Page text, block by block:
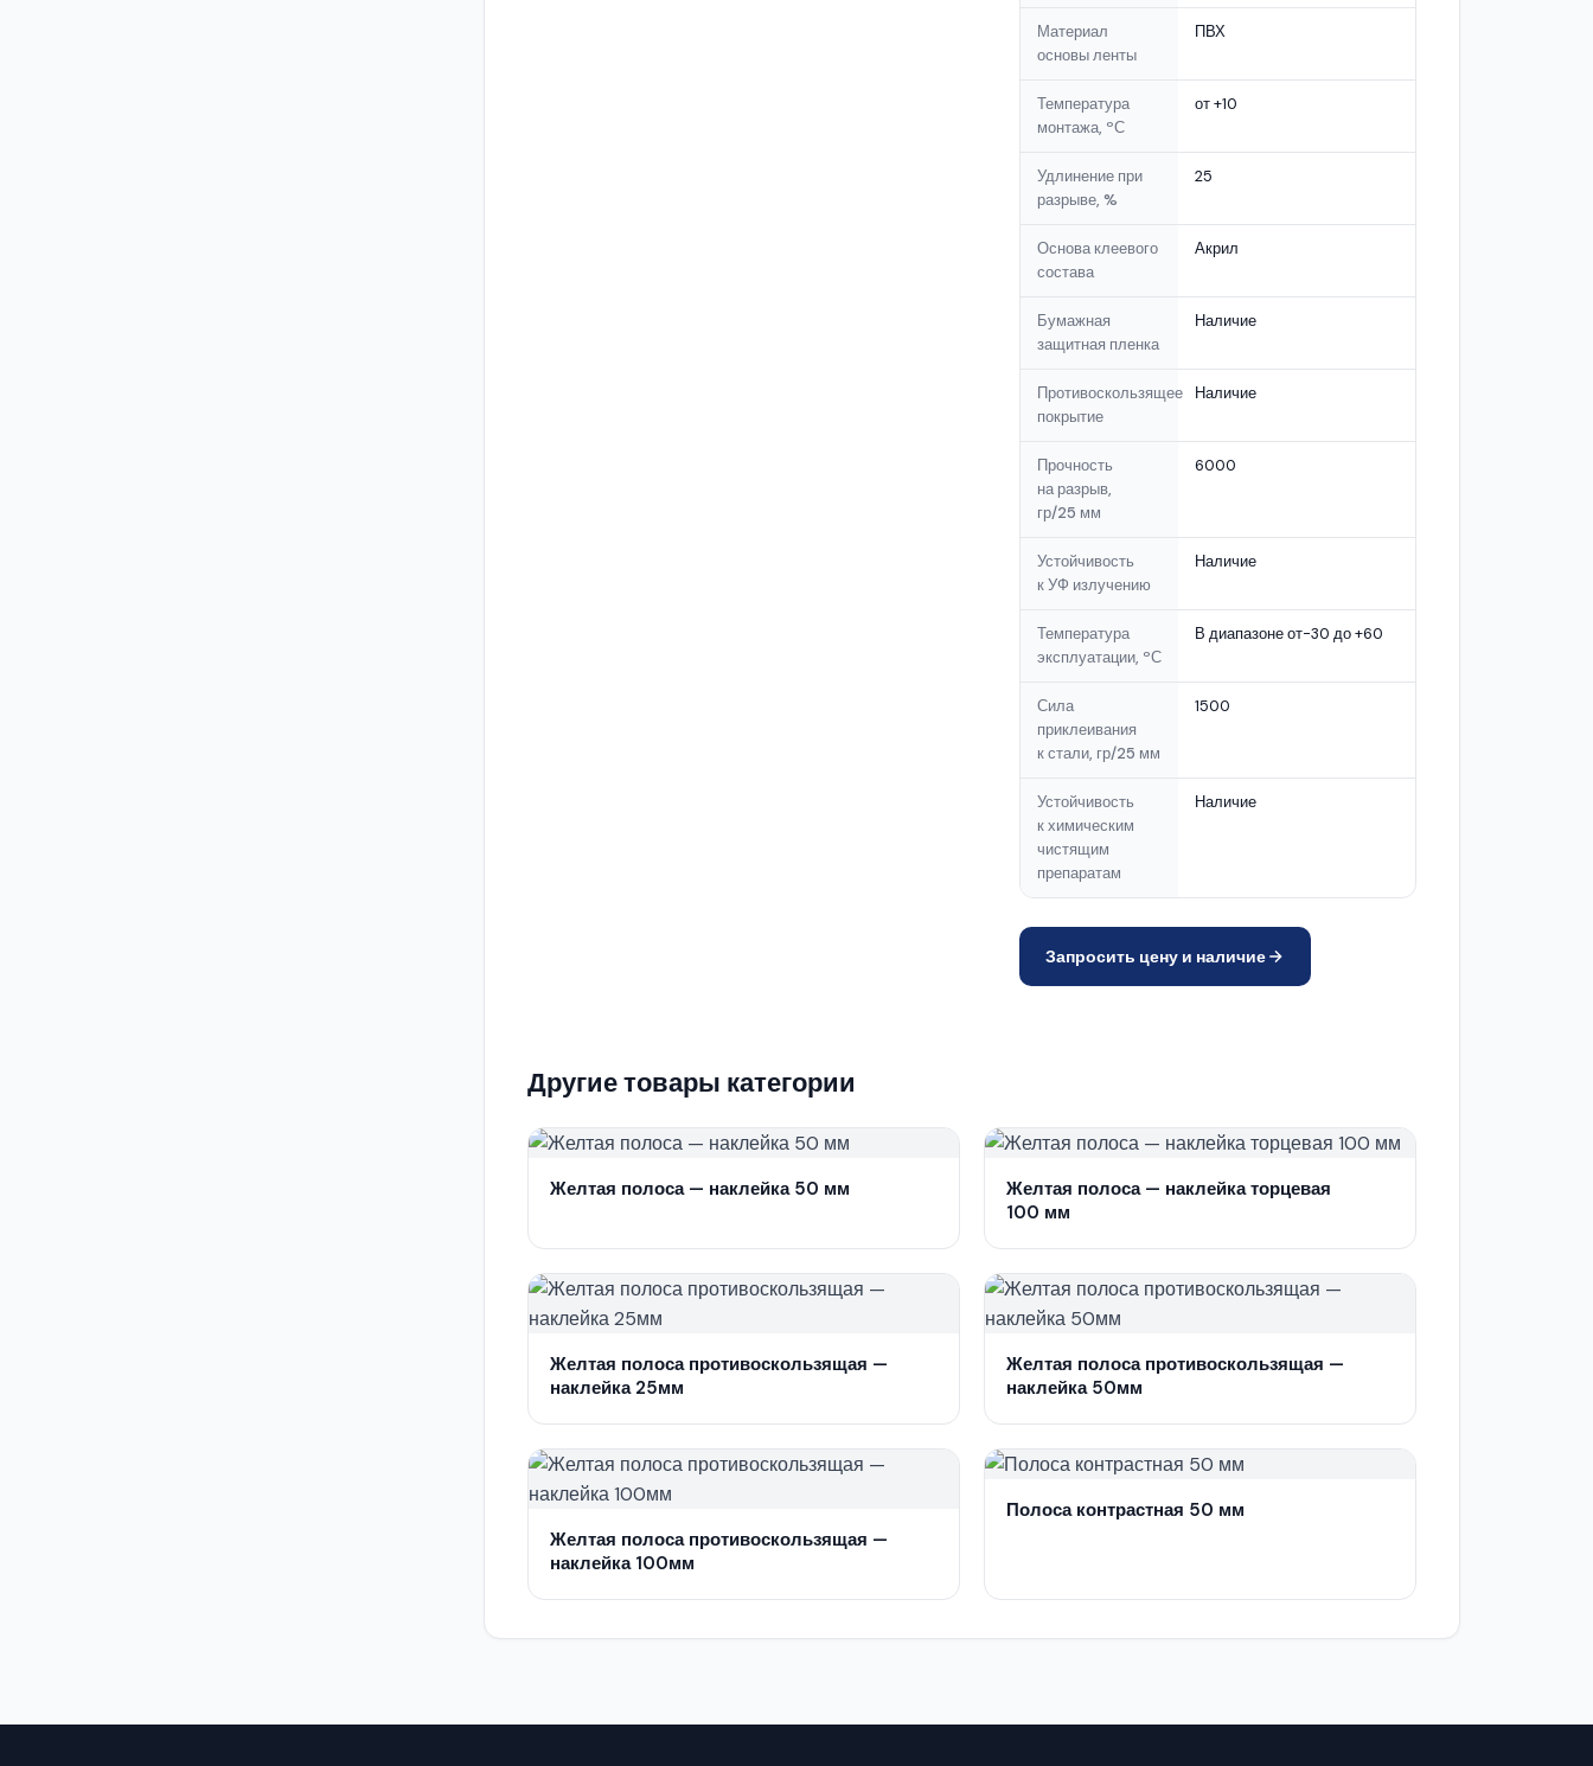
Материал
основы ленты
ПВХ
Температура
монтажа, ºС
от +10
Удлинение при
разрыве, %
25
Основа клеевого
состава
Акрил
Бумажная
защитная пленка
Наличие
Противоскользящее
покрытие
Наличие
Прочность
на разрыв,
гр/25 мм
6000
Устойчивость
к УФ излучению
Наличие
Температура
эксплуатации, ºС
В диапазоне от-30 до +60
Сила
приклеивания
к стали, гр/25 мм
1500
Устойчивость
к химическим
чистящим
препаратам
Наличие
Запросить цену и наличие
Другие товары категории
Желтая полоса — наклейка 50 мм
Желтая полоса — наклейка торцевая
100 мм
Желтая полоса противоскользящая —
наклейка 25мм
Желтая полоса противоскользящая —
наклейка 50мм
Желтая полоса противоскользящая —
наклейка 100мм
Полоса контрастная 50 мм